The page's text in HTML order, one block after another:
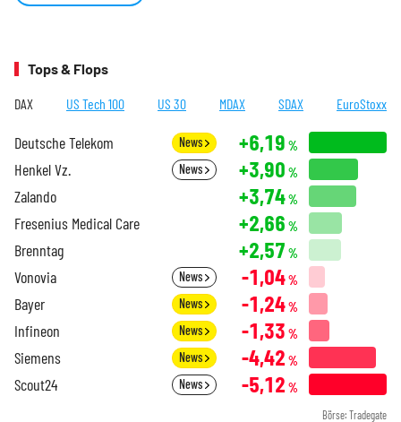
Tops & Flops
DAX US Tech 100 US 30 MDAX SDAX EuroStoxx
Deutsche Telekom News +6,19 %
Henkel Vz. News +3,90 %
Zalando +3,74%
Fresenius Medical Care +2,66 %
Brenntag +2,57 %
Vonovia News -1,04%
Bayer News -1,24%
Infineon News -1,33 %
Siemens News -4,42 %
Scout24 News -5,12 %
Börse: Tradegate